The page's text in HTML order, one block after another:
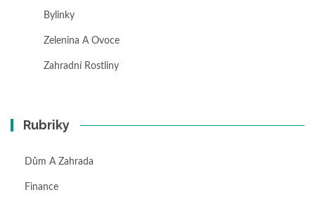
Bylinky
Zelenina A Ovoce
Zahradní Rostliny
Rubriky
Dům A Zahrada
Finance